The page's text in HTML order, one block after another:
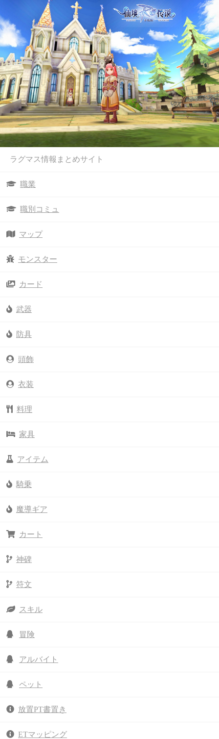
ラグマス情報まとめサイト
職業
職別コミュ
マップ
モンスター
カード
武器
防具
頭飾
衣装
料理
家具
アイテム
騎乗
魔導ギア
カート
神碑
符文
スキル
冒険
アルバイト
ペット
放置PT書置き
ETマッピング